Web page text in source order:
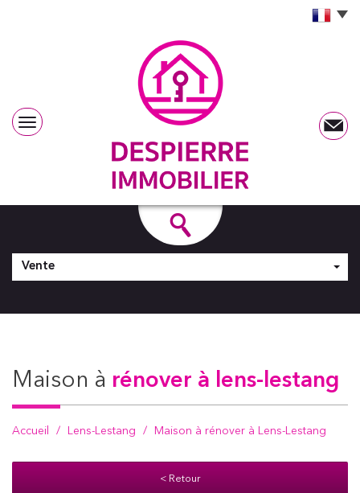
Vente
maison à rénover à lens-lestang
Accueil Lens-Lestang Maison à rénover à Lens-Lestang
< Retour